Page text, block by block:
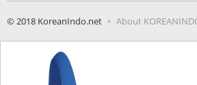
© 2018 KoreanIndo.net About